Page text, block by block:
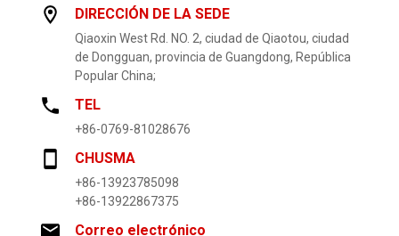
DIRECCIÓN DE LA SEDE
Qiaoxin West Rd. NO. 2, ciudad de Qiaotou, ciudad
de Dongguan, provincia de Guangdong, República
Popular China;
TEL
+86-0769-81028676
CHUSMA
+86-13923785098
+86-13922867375
Correo electrónico